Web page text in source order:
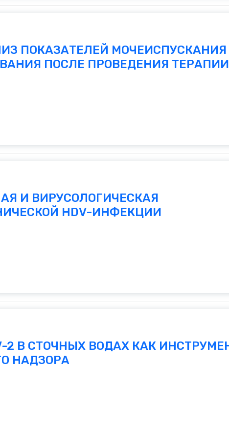
ПОКАЗАТЕЛЕЙ МОЧЕИСПУСКАНИЯ
ПОСЛЕ ПРОВЕДЕНИЯ
И ВИРУСОЛОГИЧЕСКАЯ
HDV-ИНФЕКЦИИ
2 В СТОЧНЫХ ВОДАХ КАК
НАДЗОРА